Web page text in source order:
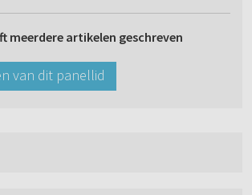
meerdere artikelen geschreven
van dit panellid